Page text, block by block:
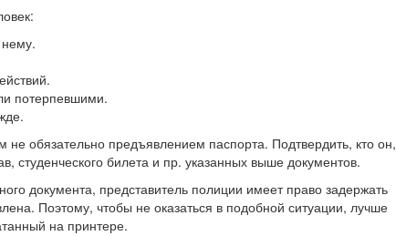
потерпевшими.
не обязательно предъявлением паспорта. Подтвердить, кто он,
студенческого билета и пр. указанных выше документов.
документа, представитель полиции имеет право задержать
Поэтому, чтобы не оказаться в подобной ситуации, лучше
на принтере.